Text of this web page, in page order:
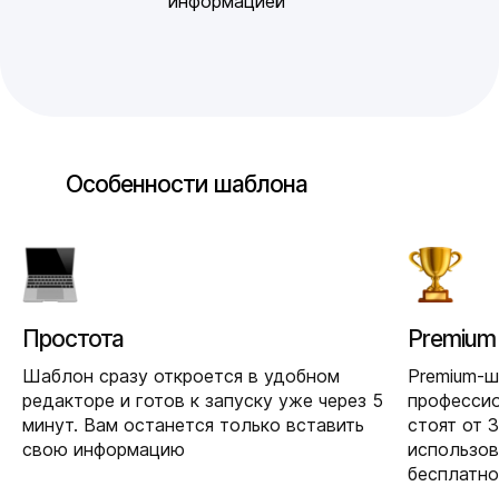
Особенности шаблона
Простота
Шаблон сразу откроется в удобном
редакторе и готов к запуску уже через 5
минут. Вам останется только вставить
свою информацию
Premium
Premium-
стоят от